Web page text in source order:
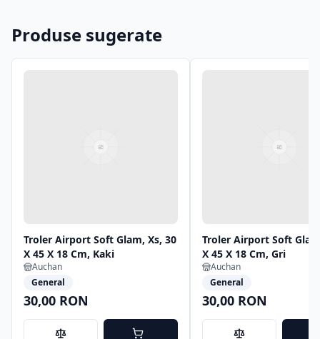
Produse sugerate
Troler Airport Soft Glam, Xs, 30
X 45 X 18 Cm, Kaki
Auchan
General
30,00 RON
Troler Airport Soft
X 45 X 18 Cm, Gri
Auchan
General
30,00 RON